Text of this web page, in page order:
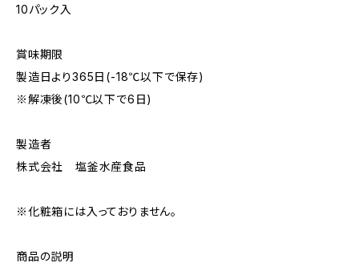
10パック入
賞味期限
製造日より365日(-18℃以下で保存)
※解凍後(10℃以下で6日)
製造者
株式会社 塩釜水産食品
※化粧箱には入っておりません。
商品の説明